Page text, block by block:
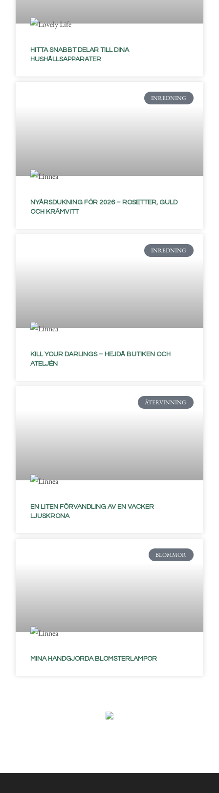
HITTA SNABBT DELAR TILL DINA
HUSHÅLLSAPPARATER
INREDNING
NYÅRSDUKNING FÖR 2026 – ROSETTER, GULD
OCH KRÄMVITT
INREDNING
KILL YOUR DARLINGS – HEJDÅ BUTIKEN OCH
ATELJÉN
ÅTERVINNING
EN LITEN FÖRVANDLING AV EN VACKER
LJUSKRONA
BLOMMOR
MINA HANDGJORDA BLOMSTERLAMPOR